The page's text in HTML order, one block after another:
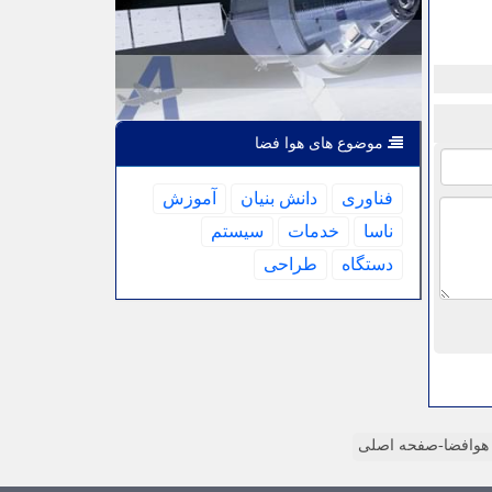
موضوع های هوا فضا
فناوری دانش بنیان
آموزش
ناسا
خدمات
سیستم
دستگاه
طراحی
هوافضا-صفحه اصلی